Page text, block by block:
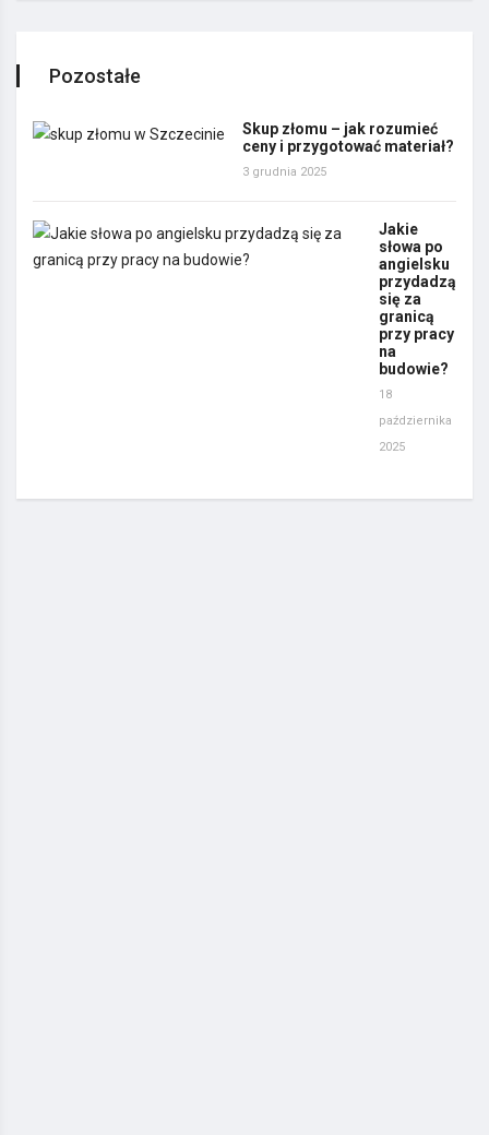
Pozostałe
Skup złomu – jak rozumieć
ceny i przygotować materiał?
3 grudnia 2025
Jakie
słowa po
angielsku
przydadzą
się za
granicą
przy pracy
na
budowie?
18
października
2025